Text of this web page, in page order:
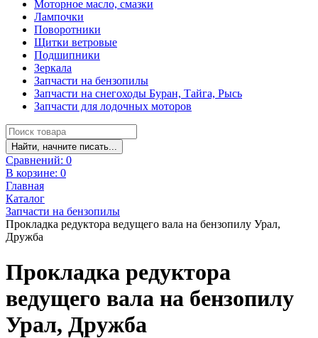
Моторное масло, смазки
Лампочки
Поворотники
Щитки ветровые
Подшипники
Зеркала
Запчасти на бензопилы
Запчасти на снегоходы Буран, Тайга, Рысь
Запчасти для лодочных моторов
Найти, начните писать...
Сравнений: 0
В корзине: 0
Главная
Каталог
Запчасти на бензопилы
Прокладка редуктора ведущего вала на бензопилу Урал,
Дружба
Прокладка редуктора
ведущего вала на бензопилу
Урал, Дружба